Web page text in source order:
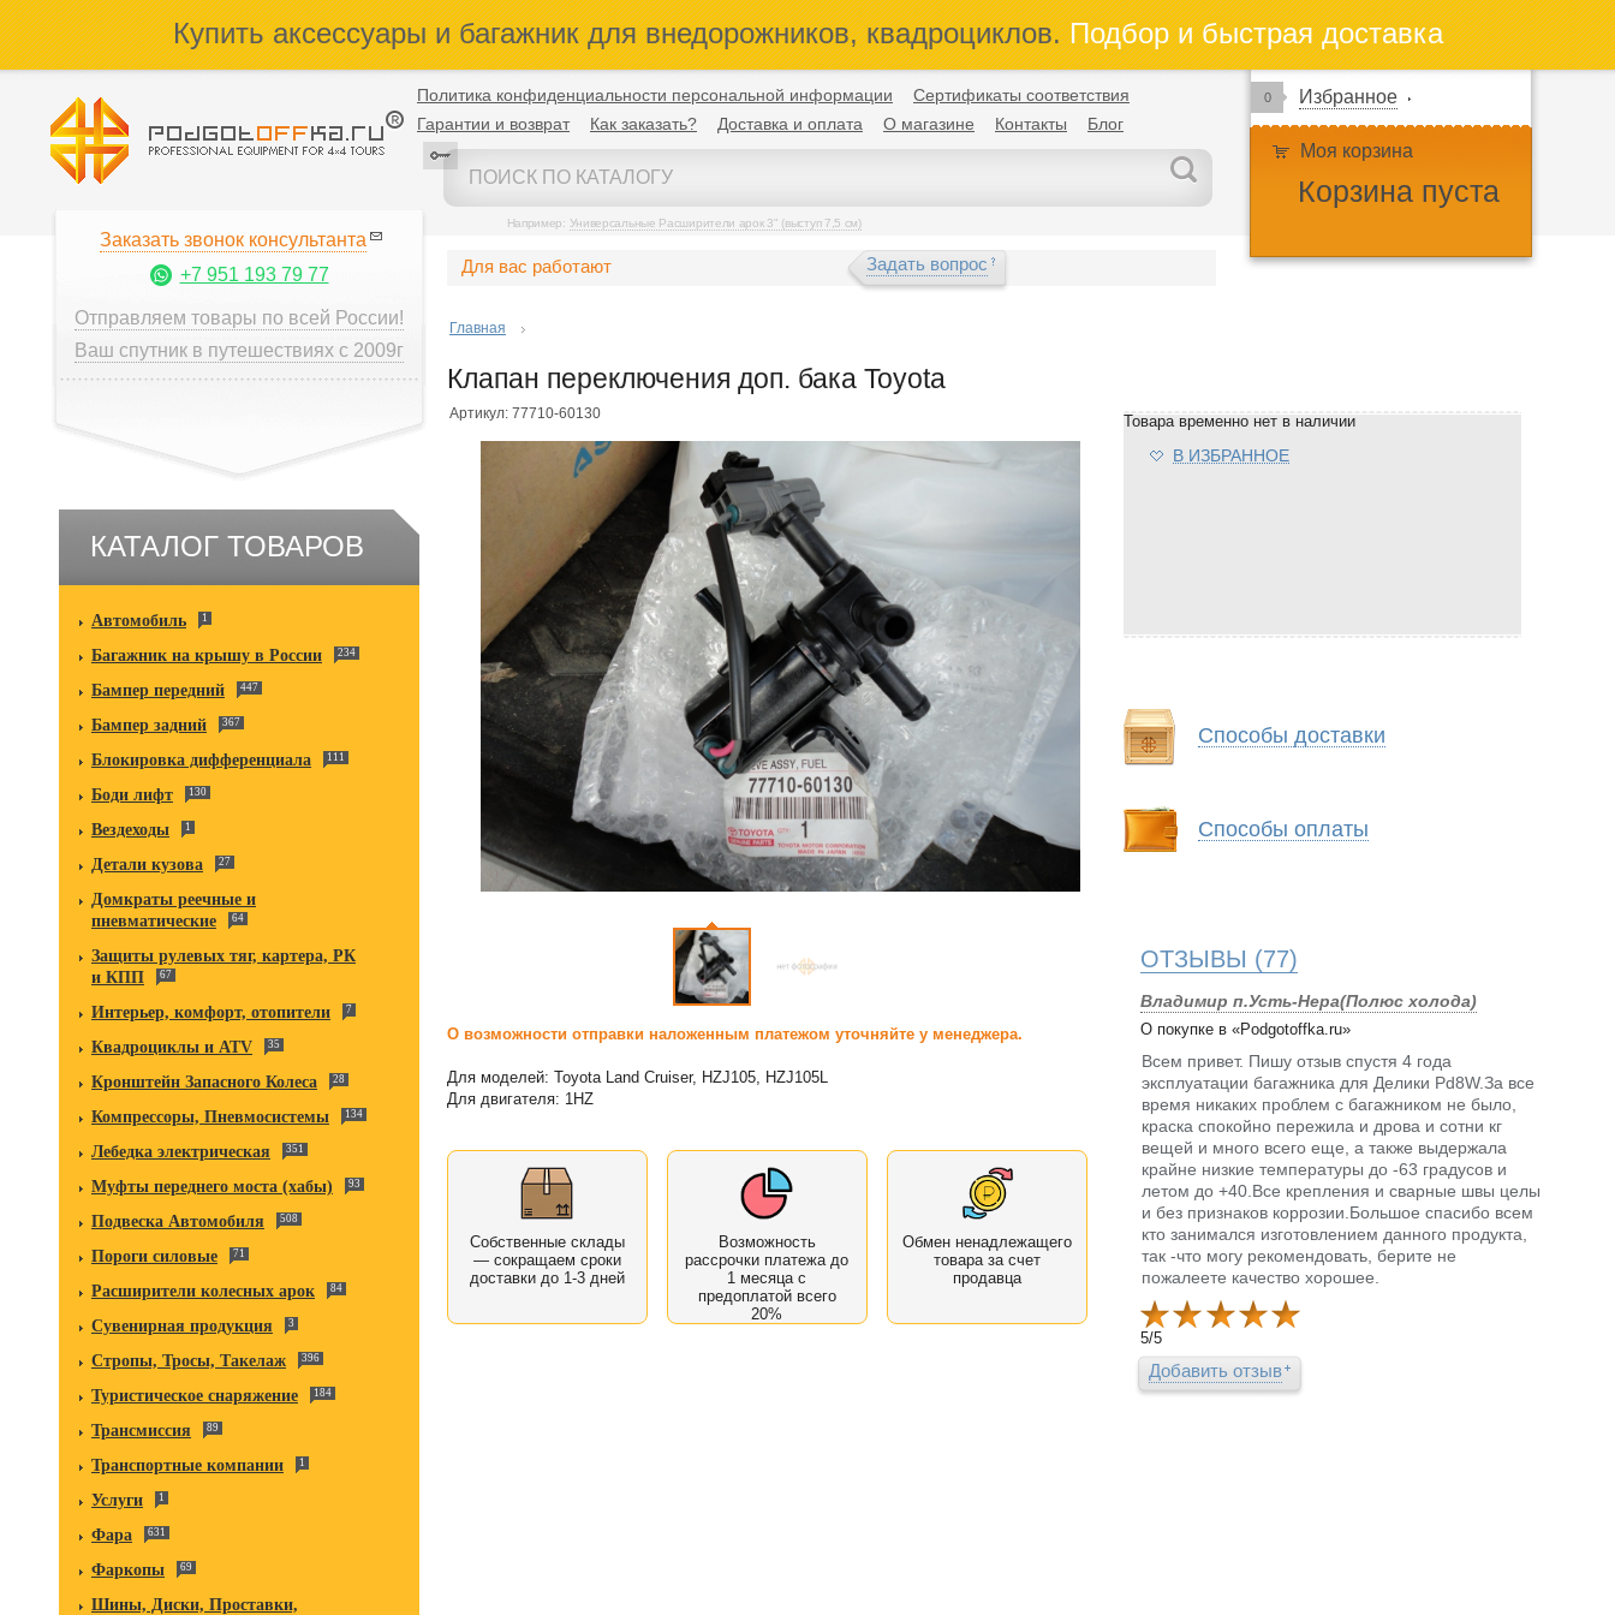
Купить аксессуары и багажник для внедорожников, квадроциклов.Подбор и быстрая доставка
Политика конфиденциальности персональной информации
Сертификаты соответствия
Гарантии и возврат
Как заказать? Доставка и оплата О магазине Контакты Блог
Например: Универсальные Расширители арок 3" (выступ 7,5 см)
0 Избранное
Моя корзина
Корзина пуста
Заказать звонок консультанта
+7 951 193 79 77
Отправляем товары по всей России!
Ваш спутник в путешествиях с 2009г
КАТАЛОГ ТОВАРОВ
Автомобиль 1
Багажник на крышу в России 234
Бампер передний 447
Бампер задний 367
Блокировка дифференциала 111
Боди лифт 130
Вездеходы 1
Детали кузова 27
Домкраты реечные и
пневматические
64
Защиты рулевых тяг, картера, РК
и КПП
67
Интерьер, комфорт, отопители 7
Квадроциклы и ATV 35
Кронштейн Запасного Колеса 28
Компрессоры, Пневмосистемы 134
Лебедка электрическая 351
Муфты переднего моста (хабы) 93
Подвеска Автомобиля 508
Пороги силовые 71
Расширители колесных арок 84
Сувенирная продукция 3
Стропы, Тросы, Такелаж 396
Туристическое снаряжение 184
Трансмиссия 89
Транспортные компании 1
Услуги 1
Фара 631
Фаркопы 69
Шины, Диски, Проставки,
Для вас работают Задать вопрос
Главная
Клапан переключения доп. бака Toyota
Артикул: 77710-60130
О возможности отправки наложенным платежом уточняйте у менеджера.
Для моделей: Toyota Land Cruiser, HZJ105, HZJ105L
Для двигателя: 1HZ
Собственные склады
— сокращаем сроки
доставки до 1-3 дней
Возможность
рассрочки платежа до
1 месяца с
предоплатой всего
20%
Обмен ненадлежащего
товара за счет
продавца
Товара временно нет в наличии
В ИЗБРАННОЕ
Способы доставки
Способы оплаты
ОТЗЫВЫ (77)
Владимир п.Усть-Нера(Полюс холода)
О покупке в «Podgotoffka.ru»
Всем привет. Пишу отзыв спустя 4 года
эксплуатации багажника для Делики Pd8W.За все
время никаких проблем с багажником не было,
краска спокойно пережила и дрова и сотни кг
вещей и много всего еще, а также выдержала
крайне низкие температуры до -63 градусов и
летом до +40.Все крепления и сварные швы целы
и без признаков коррозии.Большое спасибо всем
кто занимался изготовлением данного продукта,
так -что могу рекомендовать, берите не
пожалеете качество хорошее.
5/5
Добавить отзыв